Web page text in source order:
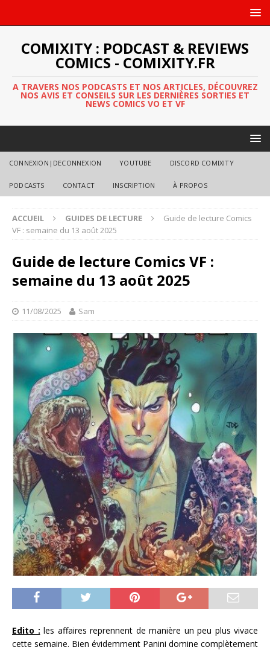
COMIXITY : PODCAST & REVIEWS
COMICS - COMIXITY.FR
A TRAVERS NOS PODCASTS ET NOS ARTICLES, DÉCOUVREZ
NOS AVIS ET CONSEILS SUR LES DERNIÈRES SORTIES ET
NEWS COMICS VO ET VF
CONNEXION|DECONNEXION YOUTUBE DISCORD COMIXITY
PODCASTS CONTACT INSCRIPTION À PROPOS
ACCUEIL GUIDES DE LECTURE
Guide de lecture Comics
VF : semaine du 13 août 2025
Guide de lecture Comics VF :
semaine du 13 août 2025
11/08/2025 Sam
Edito : les affaires reprennent de manière un peu plus vivace
cette semaine. Bien évidemment Panini domine complètement